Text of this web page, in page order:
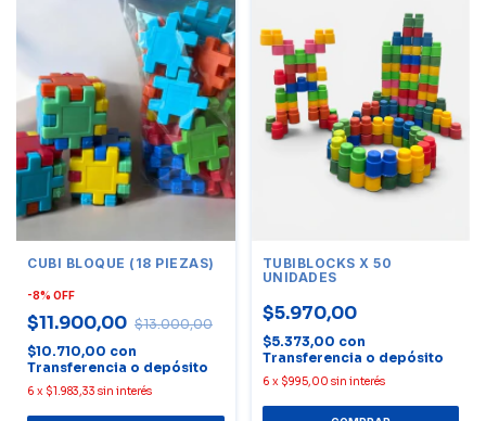
CUBI BLOQUE (18 PIEZAS)
-8% OFF
$11.900,00 $13.000,00
$10.710,00 con
Transferencia o depósito
6 x $1.983,33 sin interés
TUBIBLOCKS X 50
UNIDADES
$5.970,00
$5.373,00 con
Transferencia o depósito
6 x $995,00 sin interés